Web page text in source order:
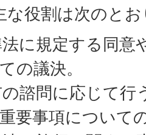
な役割は次のと
に規定する同意
の議決。
諮問に応じて行
要事項について